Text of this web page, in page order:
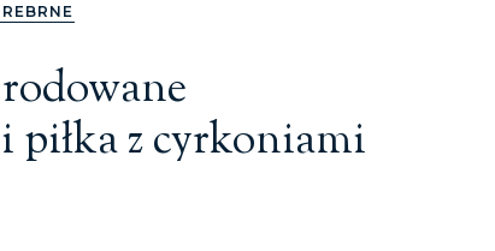
piłka z cyrkoniami